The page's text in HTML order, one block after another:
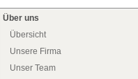
Über uns
Übersicht
Unsere Firma
Unser Team